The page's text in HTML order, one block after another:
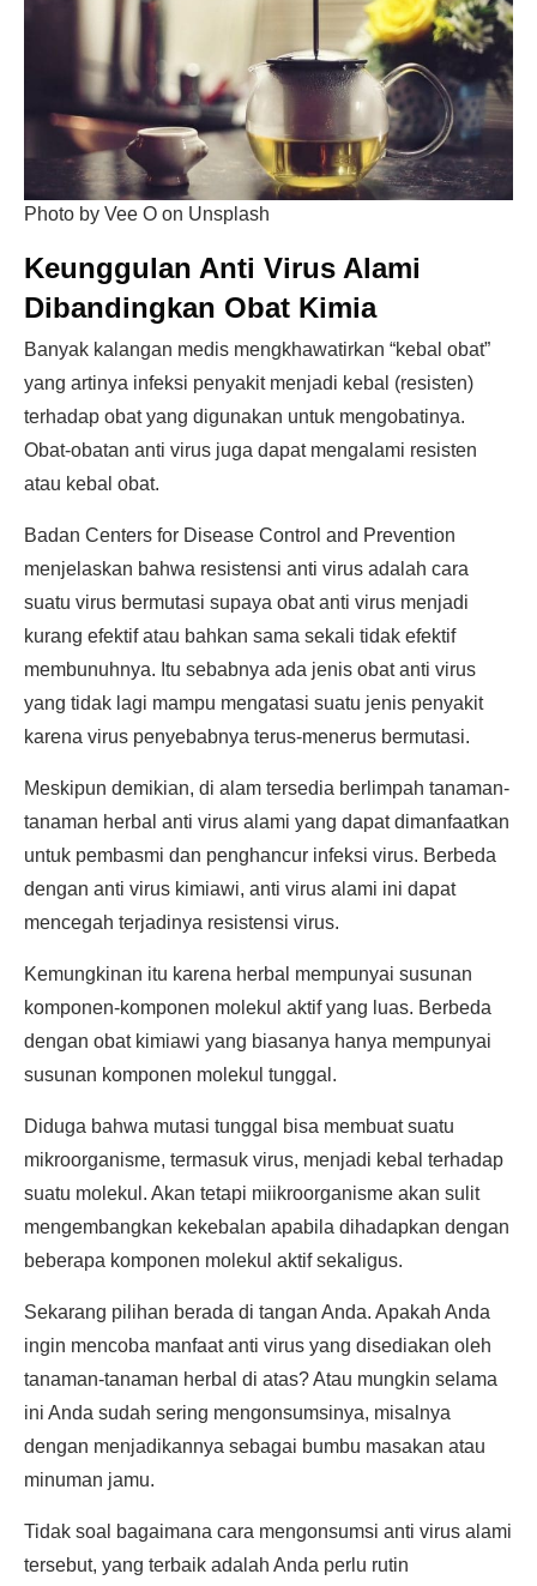
Photo by Vee O on Unsplash
Keunggulan Anti Virus Alami
Dibandingkan Obat Kimia
Banyak kalangan medis mengkhawatirkan “kebal obat”
yang artinya infeksi penyakit menjadi kebal (resisten)
terhadap obat yang digunakan untuk mengobatinya.
Obat-obatan anti virus juga dapat mengalami resisten
atau kebal obat.
Badan Centers for Disease Control and Prevention
menjelaskan bahwa resistensi anti virus adalah cara
suatu virus bermutasi supaya obat anti virus menjadi
kurang efektif atau bahkan sama sekali tidak efektif
membunuhnya. Itu sebabnya ada jenis obat anti virus
yang tidak lagi mampu mengatasi suatu jenis penyakit
karena virus penyebabnya terus-menerus bermutasi.
Meskipun demikian, di alam tersedia berlimpah tanaman-
tanaman herbal anti virus alami yang dapat dimanfaatkan
untuk pembasmi dan penghancur infeksi virus. Berbeda
dengan anti virus kimiawi, anti virus alami ini dapat
mencegah terjadinya resistensi virus.
Kemungkinan itu karena herbal mempunyai susunan
komponen-komponen molekul aktif yang luas. Berbeda
dengan obat kimiawi yang biasanya hanya mempunyai
susunan komponen molekul tunggal.
Diduga bahwa mutasi tunggal bisa membuat suatu
mikroorganisme, termasuk virus, menjadi kebal terhadap
suatu molekul. Akan tetapi miikroorganisme akan sulit
mengembangkan kekebalan apabila dihadapkan dengan
beberapa komponen molekul aktif sekaligus.
Sekarang pilihan berada di tangan Anda. Apakah Anda
ingin mencoba manfaat anti virus yang disediakan oleh
tanaman-tanaman herbal di atas? Atau mungkin selama
ini Anda sudah sering mengonsumsinya, misalnya
dengan menjadikannya sebagai bumbu masakan atau
minuman jamu.
Tidak soal bagaimana cara mengonsumsi anti virus alami
tersebut, yang terbaik adalah Anda perlu rutin